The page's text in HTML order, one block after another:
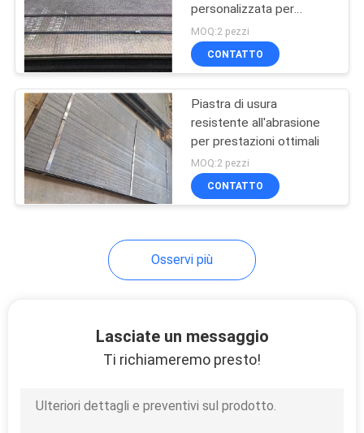
CONTATTICI
RICHIEDA
UNA
CITAZIONE
NOTIZIE
piastra resistente
all'usura
Tubo resistente
Macchine di
saldatura per
personalizzata per
miniere e costruzioni
MOQ:2 pezzi
CONTATTO
Piastra di usura
resistente all'abrasione
per prestazioni ottimali
MOQ:2 pezzi
CONTATTO
Osservi più
Lasciate un messaggio
Ti richiameremo presto!